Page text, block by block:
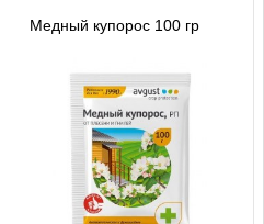
Медный купорос 100 гр